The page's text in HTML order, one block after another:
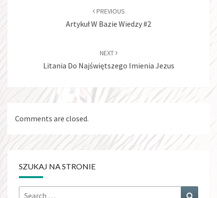
PREVIOUS
Artykuł W Bazie Wiedzy #2
NEXT
Litania Do Najświętszego Imienia Jezus
Comments are closed.
SZUKAJ NA STRONIE
Search